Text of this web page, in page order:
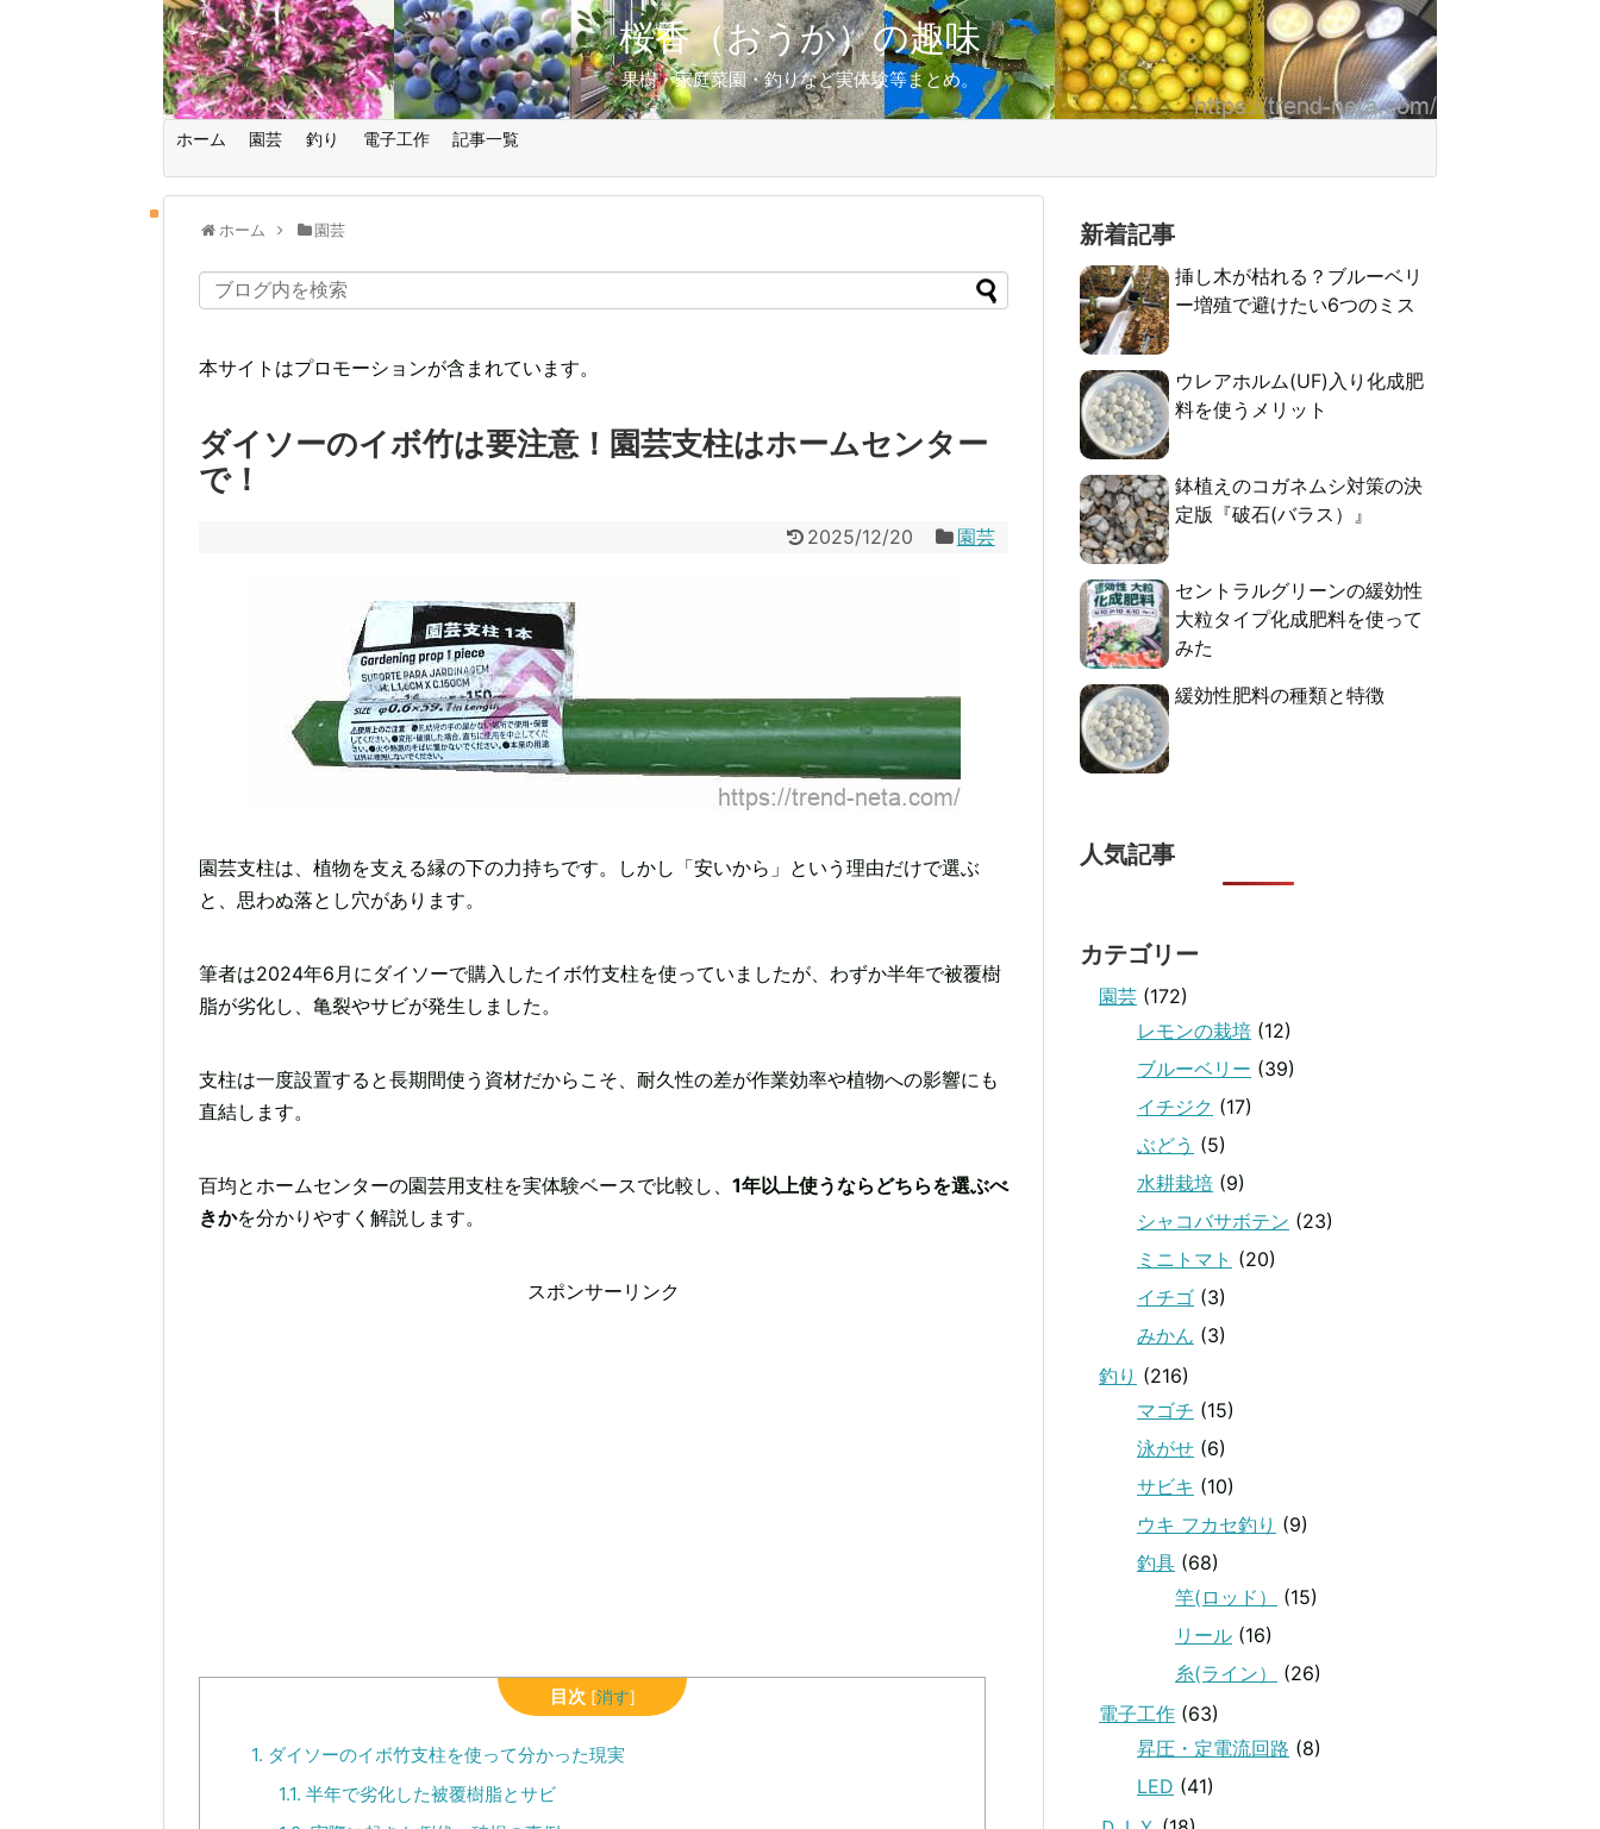
桜香（おうか）の趣味
果樹・家庭菜園・釣りなど実体験等まとめ。
ホーム 園芸 釣り 電子工作 記事一覧
ホーム 園芸
本サイトはプロモーションが含まれています。
ダイソーのイボ竹は要注意！園芸支柱はホームセンター
で！
2025/12/20 園芸
園芸支柱は、植物を支える縁の下の力持ちです。しかし「安いから」という理由だけで選ぶ
と、思わぬ落とし穴があります。
筆者は2024年6月にダイソーで購入したイボ竹支柱を使っていましたが、わずか半年で被覆樹
脂が劣化し、亀裂やサビが発生しました。
支柱は一度設置すると長期間使う資材だからこそ、耐久性の差が作業効率や植物への影響にも
直結します。
百均とホームセンターの園芸用支柱を実体験ベースで比較し、 1年以上使うならどちらを選ぶべ
きかを分かりやすく解説します。
スポンサーリンク
目次 [消す]
1. ダイソーのイボ竹支柱を使って分かった現実
1.1. 半年で劣化した被覆樹脂とサビ
新着記事
挿し木が枯れる？ブルーベリ
ー増殖で避けたい6つのミス
ウレアホルム(UF)入り化成肥
料を使うメリット
鉢植えのコガネムシ対策の決
定版『破石(バラス）』
セントラルグリーンの緩効性
大粒タイプ化成肥料を使って
みた
緩効性肥料の種類と特徴
人気記事
カテゴリー
園芸 (172)
レモンの栽培 (12)
ブルーベリー (39)
イチジク (17)
ぶどう (5)
水耕栽培 (9)
シャコバサボテン (23)
ミニトマト (20)
イチゴ (3)
みかん (3)
釣り (216)
マゴチ (15)
泳がせ (6)
サビキ (10)
ウキ フカセ釣り (9)
釣具 (68)
竿(ロッド）
(15)
リール (16)
糸(ライン）
(26)
電子工作 (63)
昇圧・定電流回路 (8)
LED (41)